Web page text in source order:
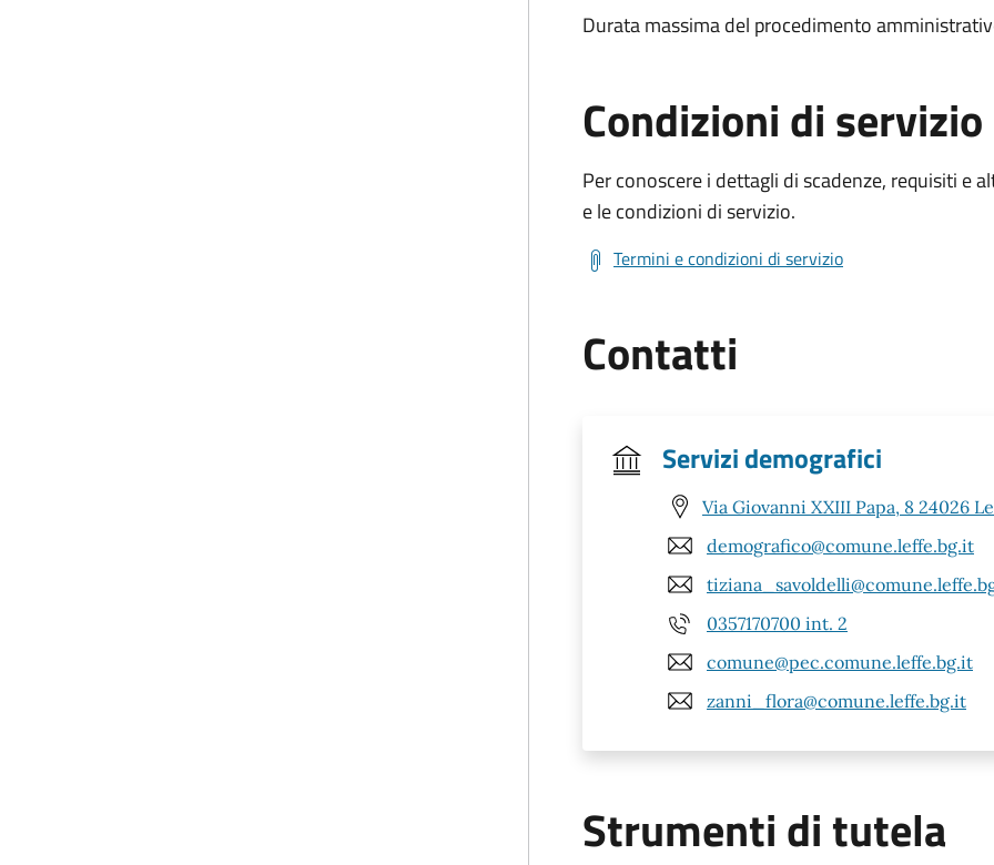
Durata massima del procedimento
Condizioni di servizio
Per conoscere i dettagli di scadenze, requisiti e
e le condizioni di servizio.
Termini e condizioni di servizio
Contatti
Servizi demografici
Via Giovanni XXIII Papa, 8 24026
demografico@comune.leffe.bg.it
0357170700 int. 2
comune@pec.comune.leffe.bg.it
zanni_flora@comune.leffe.bg.it
Strumenti di tutela